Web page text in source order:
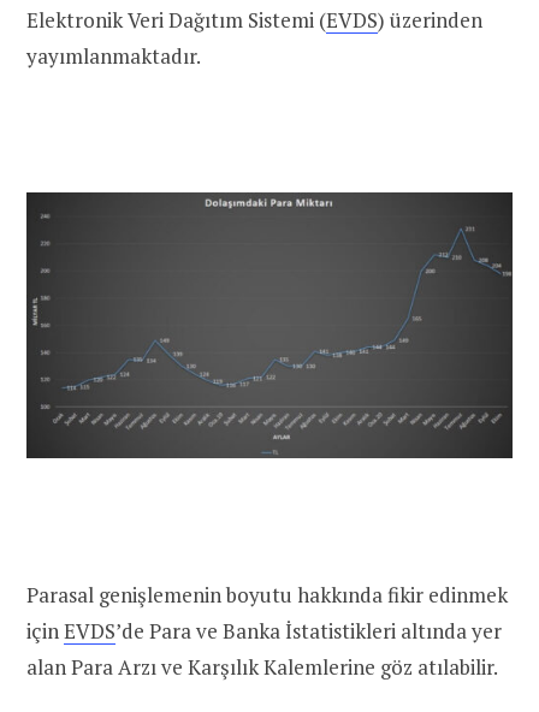
Elektronik Veri Dağıtım Sistemi (EVDS) üzerinden
yayımlanmaktadır.
Parasal genişlemenin boyutu hakkında fikir edinmek
için EVDS’de Para ve Banka İstatistikleri altında yer
alan Para Arzı ve Karşılık Kalemlerine göz atılabilir.